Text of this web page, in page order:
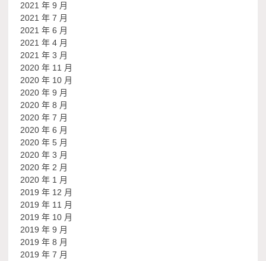
2021 年 9 月
2021 年 7 月
2021 年 6 月
2021 年 4 月
2021 年 3 月
2020 年 11 月
2020 年 10 月
2020 年 9 月
2020 年 8 月
2020 年 7 月
2020 年 6 月
2020 年 5 月
2020 年 3 月
2020 年 2 月
2020 年 1 月
2019 年 12 月
2019 年 11 月
2019 年 10 月
2019 年 9 月
2019 年 8 月
2019 年 7 月